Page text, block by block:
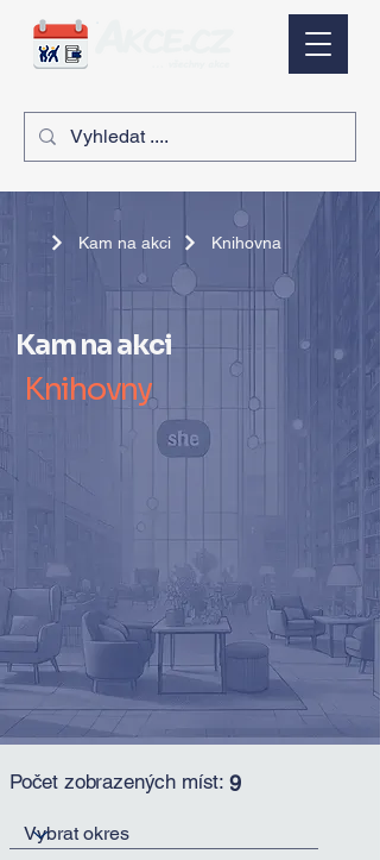
Kam na akci Knihovna
Kam na akci
Knihovny
Počet zobrazených míst: 9